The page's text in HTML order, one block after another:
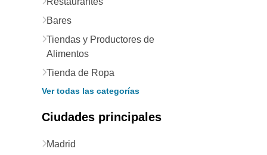
Bares
Tiendas y Productores de
Alimentos
Tienda de Ropa
Ver todas las categorías
Ciudades principales
Madrid